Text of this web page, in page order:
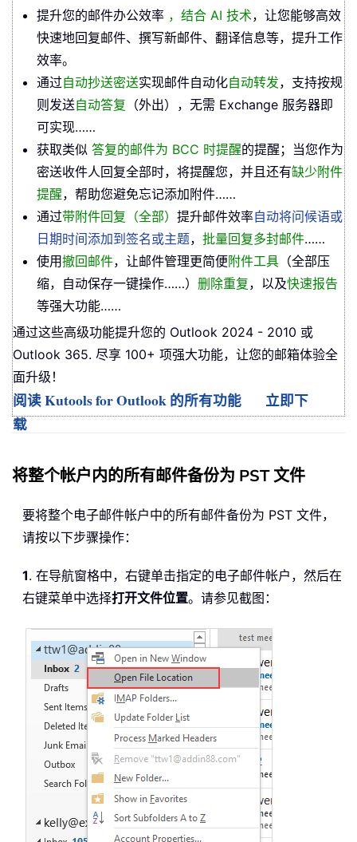
提升您的邮件办公效率 ，结合 AI 技术，让您能够高效
快速地回复邮件、撰写新邮件、翻译信息等，提升工作
效率。
通过自动抄送密送实现邮件自动化自动转发，支持按规
则发送自动答复 （外出），无需 Exchange 服务器即
可实现……
获取类似 答复的邮件为 BCC 时提醒的提醒；当您作为
密送收件人回复全部时，将提醒您，并且还有缺少附件
提醒，帮助您避免忘记添加附件……
通过带附件回复（全部） 提升邮件效率自动将问候语或
日期时间添加到签名或主题， 批量回复多封邮件……
使用撤回邮件，让邮件管理更简便附件工具 （全部压
缩，自动保存一键操作……） 删除重复，以及快速报告
等强大功能……
通过这些高级功能提升您的 Outlook 2024 - 2010 或
Outlook 365. 尽享 100+ 项强大功能，让您的邮箱体验全
面升级！
阅读 Kutools for Outlook 的所有功能
立即下
载
将整个帐户内的所有邮件备份为 PST 文件
要将整个电子邮件帐户中的所有邮件备份为 PST 文件，
请按以下步骤操作：
1. 在导航窗格中，右键单击指定的电子邮件帐户，然后在
右键菜单中选择打开文件位置。请参见截图：